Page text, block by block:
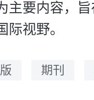
主要内容，
视野。
期刊